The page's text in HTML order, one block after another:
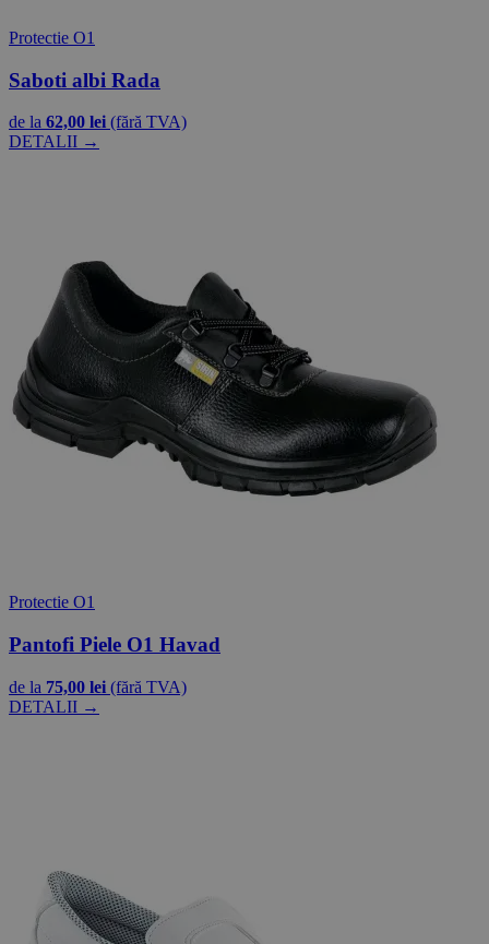
Protectie O1
Saboti albi Rada
de la 62,00 lei (fără TVA)
DETALII →
Protectie O1
Pantofi Piele O1 Havad
de la 75,00 lei (fără TVA)
DETALII →